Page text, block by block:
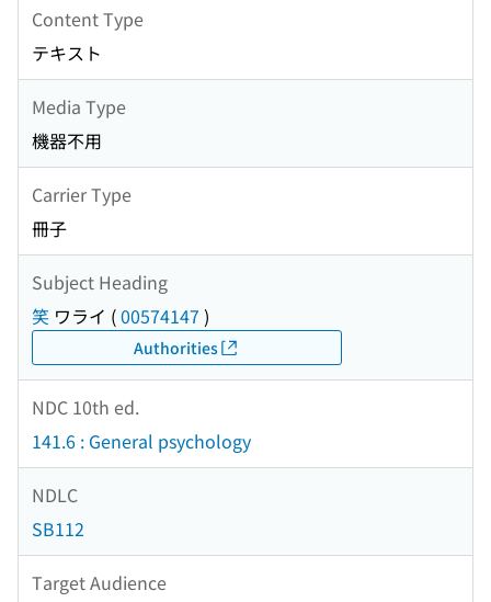
Content Type
テキスト
Media Type
機器不用
Carrier Type
冊子
Subject Heading
笑 ワライ (00574147 )
Authorities
NDC 10th ed.
141.6 : General psychology
NDLC
SB112
Target Audience